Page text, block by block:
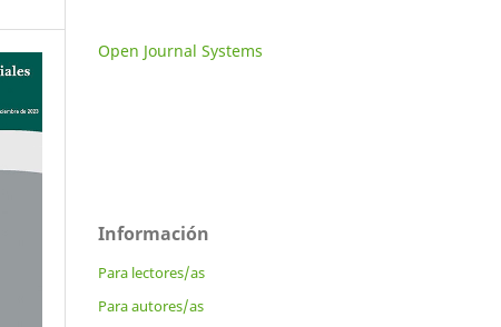
Open Journal Systems
Información
Para lectores/as
Para autores/as